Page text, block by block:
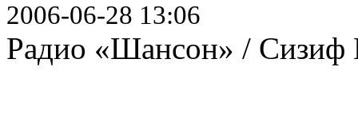
2006-06-28 13:06
Радио «Шансон» / Сизиф